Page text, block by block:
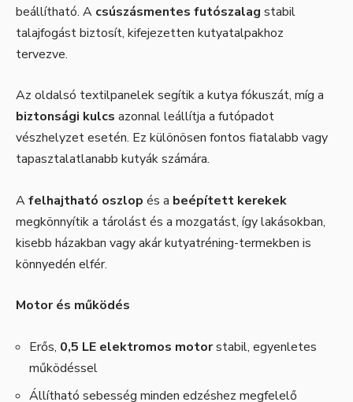
beállítható. A csúszásmentes futószalag stabil
talajfogást biztosít, kifejezetten kutyatalpakhoz
tervezve.
Az oldalsó textilpanelek segítik a kutya fókuszát, míg a
biztonsági kulcs azonnal leállítja a futópadot
vészhelyzet esetén. Ez különösen fontos fiatalabb vagy
tapasztalatlanabb kutyák számára.
Afelhajtható oszlop és a beépített kerekek
megkönnyítik a tárolást és a mozgatást, így lakásokban,
kisebb házakban vagy akár kutyatréning-termekben is
könnyedén elfér.
Motor és működés
Erős, 0,5 LE elektromos motorstabil, egyenletes
működéssel
Állítható sebesség minden edzéshez megfelelő